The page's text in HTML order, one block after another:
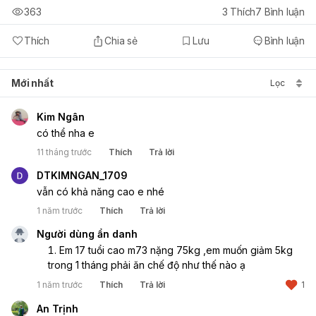
Thích Chia sẻ Lưu Bình luận
363 3 Thích7 Bình luận
Mới nhất Lọc
Kim Ngân
có thể nha e
11 tháng trước Thích Trả lời
DTKIMNGAN_1709
vẫn có khả năng cao e nhé
1 năm trước Thích Trả lời
Người dùng ẩn danh
Em 17 tuổi cao m73 nặng 75kg ,em muốn giảm 5kg
trong 1 tháng phải ăn chế độ như thế nào ạ
1 năm trước Thích Trả lời 1
An Trịnh